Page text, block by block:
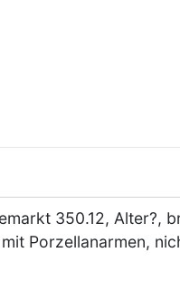
350.12, Alter?,
Porzellanarmen,